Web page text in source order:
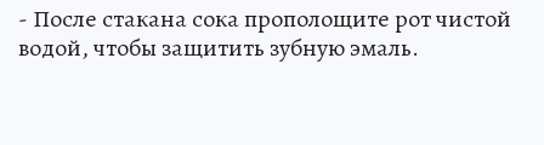
- После стакана сока прополощите рот чистой
водой, чтобы защитить зубную эмаль.